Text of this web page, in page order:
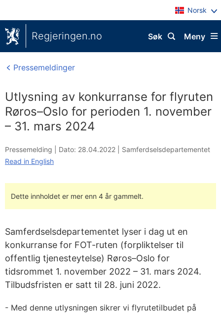
Norsk
Regjeringen.no Meny
Søk
Pressemeldinger
Utlysning av konkurranse for flyruten
Røros–Oslo for perioden 1. november
– 31. mars 2024
Pressemelding | Dato: 28.04.2022
Samferdselsdepartementet
Read in English
Dette innholdet er mer enn 4 år gammelt.
Samferdselsdepartementet lyser i dag ut en
konkurranse for FOT-ruten (forpliktelser til
offentlig tjenesteytelse) Røros–Oslo for
tidsrommet 1. november 2022 – 31. mars 2024.
Tilbudsfristen er satt til 28. juni 2022.
- Med denne utlysningen sikrer vi flyrutetilbudet på